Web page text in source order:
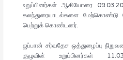
உறுப்பினர்கள் ஆகியோரை
கலந்துரையாடல்களை
பெற்றுக் கொண்டனர்.
ஜப்பான் சர்வதேச ஒத்துழைப்பு
குழுவின் உறுப்பினர்கள்